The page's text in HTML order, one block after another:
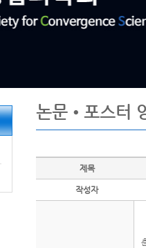
논문•포스터
제목
작성자